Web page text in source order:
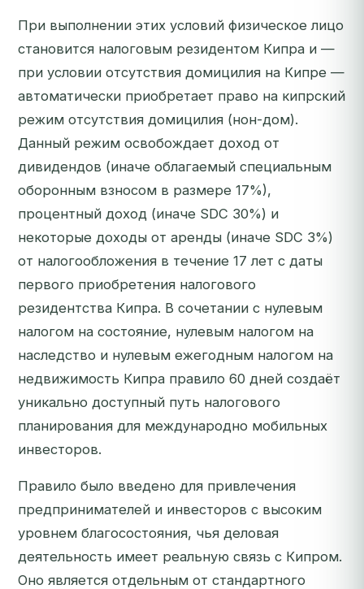
При выполнении этих условий физическое лицо
становится налоговым резидентом Кипра и —
при условии отсутствия домицилия на Кипре —
автоматически приобретает право на кипрский
режим отсутствия домицилия (нон-дом).
Данный режим освобождает доход от
дивидендов (иначе облагаемый специальным
оборонным взносом в размере 17%),
процентный доход (иначе SDC 30%) и
некоторые доходы от аренды (иначе SDC 3%)
от налогообложения в течение 17 лет с даты
первого приобретения налогового
резидентства Кипра. В сочетании с нулевым
налогом на состояние, нулевым налогом на
наследство и нулевым ежегодным налогом на
недвижимость Кипра правило 60 дней создаёт
уникально доступный путь налогового
планирования для международно мобильных
инвесторов.
Правило было введено для привлечения
предпринимателей и инвесторов с высоким
уровнем благосостояния, чья деловая
деятельность имеет реальную связь с Кипром.
Оно является отдельным от стандартного